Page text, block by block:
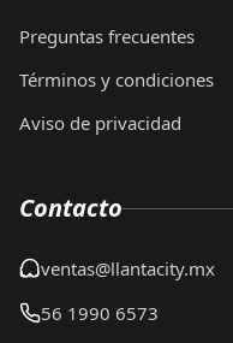
Preguntas frecuentes
Términos y condiciones
Aviso de privacidad
Contacto
ventas@llantacity.mx
56 1990 6573